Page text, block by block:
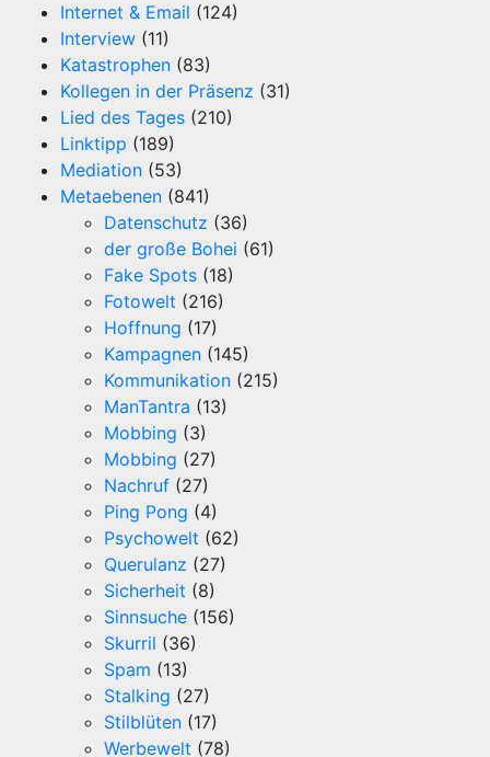
Internet & Email (124)
Interview (11)
Katastrophen (83)
Kollegen in der Präsenz (31)
Lied des Tages (210)
Linktipp (189)
Mediation (53)
Metaebenen (841)
Datenschutz (36)
der große Bohei (61)
Fake Spots (18)
Fotowelt (216)
Hoffnung (17)
Kampagnen (145)
Kommunikation (215)
ManTantra (13)
Mobbing (3)
Mobbing (27)
Nachruf (27)
Ping Pong (4)
Psychowelt (62)
Querulanz (27)
Sicherheit (8)
Sinnsuche (156)
Skurril (36)
Spam (13)
Stalking (27)
Stilblüten (17)
Werbewelt (78)